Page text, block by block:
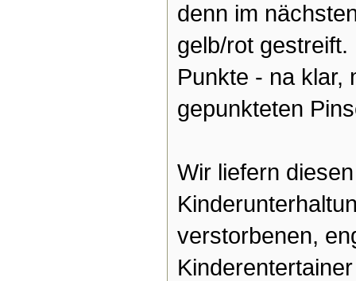
denn im
gelb/rot
Punkte - na klar,
gepunkteten
Wir liefern
verstorbenen,